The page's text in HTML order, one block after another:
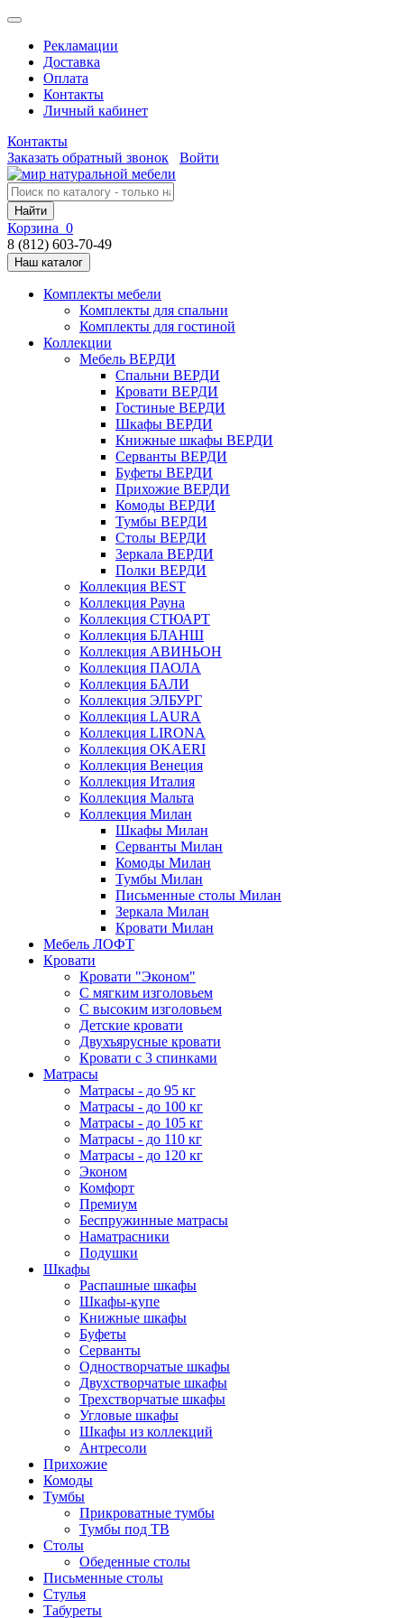
Рекламации
Доставка
Оплата
Контакты
Личный кабинет
Контакты
Заказать обратный звонок
Войти
Найти
Корзина 0
8 (812) 603-70-49
Наш каталог
Комплекты мебели
Комплекты для спальни
Комплекты для гостиной
Коллекции
Мебель ВЕРДИ
Спальни ВЕРДИ
Кровати ВЕРДИ
Гостиные ВЕРДИ
Шкафы ВЕРДИ
Книжные шкафы ВЕРДИ
Серванты ВЕРДИ
Буфеты ВЕРДИ
Прихожие ВЕРДИ
Комоды ВЕРДИ
Тумбы ВЕРДИ
Столы ВЕРДИ
Зеркала ВЕРДИ
Полки ВЕРДИ
Коллекция BEST
Коллекция Рауна
Коллекция СТЮАРТ
Коллекция БЛАНШ
Коллекция АВИНЬОН
Коллекция ПАОЛА
Коллекция БАЛИ
Коллекция ЭЛБУРГ
Коллекция LAURA
Коллекция LIRONA
Коллекция OKAERI
Коллекция Венеция
Коллекция Италия
Коллекция Мальта
Коллекция Милан
Шкафы Милан
Серванты Милан
Комоды Милан
Тумбы Милан
Письменные столы Милан
Зеркала Милан
Кровати Милан
Мебель ЛОФТ
Кровати
Кровати "Эконом"
С мягким изголовьем
С высоким изголовьем
Детские кровати
Двухъярусные кровати
Кровати с 3 спинками
Матрасы
Матрасы - до 95 кг
Матрасы - до 100 кг
Матрасы - до 105 кг
Матрасы - до 110 кг
Матрасы - до 120 кг
Эконом
Комфорт
Премиум
Беспружинные матрасы
Наматрасники
Подушки
Шкафы
Распашные шкафы
Шкафы-купе
Книжные шкафы
Буфеты
Серванты
Одностворчатые шкафы
Двухстворчатые шкафы
Трехстворчатые шкафы
Угловые шкафы
Шкафы из коллекций
Антресоли
Прихожие
Комоды
Тумбы
Прикроватные тумбы
Тумбы под ТВ
Столы
Обеденные столы
Письменные столы
Стулья
Табуреты